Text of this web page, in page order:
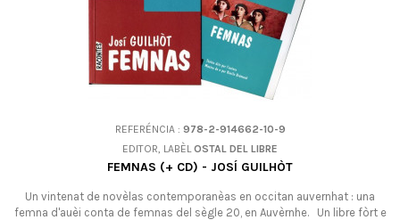
REFERÉNCIA : 978-2-914662-10-9
EDITOR, LABÈLOSTAL DEL LIBRE
FEMNAS (+ CD) - JOSÍ GUILHÒT
Un vintenat de novèlas contemporanèas en occitan auvernhat : una
femna d'auèi conta de femnas del sègle 20, en Auvèrnhe. Un libre fòrt e